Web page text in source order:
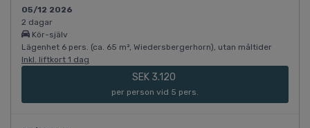
05/12 2026
2 dagar
Kör-själv
Lägenhet 6 pers. (ca. 65 m², Wiedersbergerhorn), utan måltider
Inkl. liftkort 1 dag
SEK 3.120
per person vid 5 pers.